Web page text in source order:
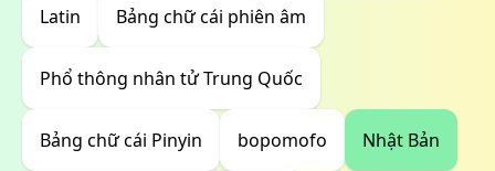
Latin Bảng chữ cái phiên âm
Phổ thông nhân tử Trung Quốc
Bảng chữ cái Pinyin bopomofo Nhật Bản